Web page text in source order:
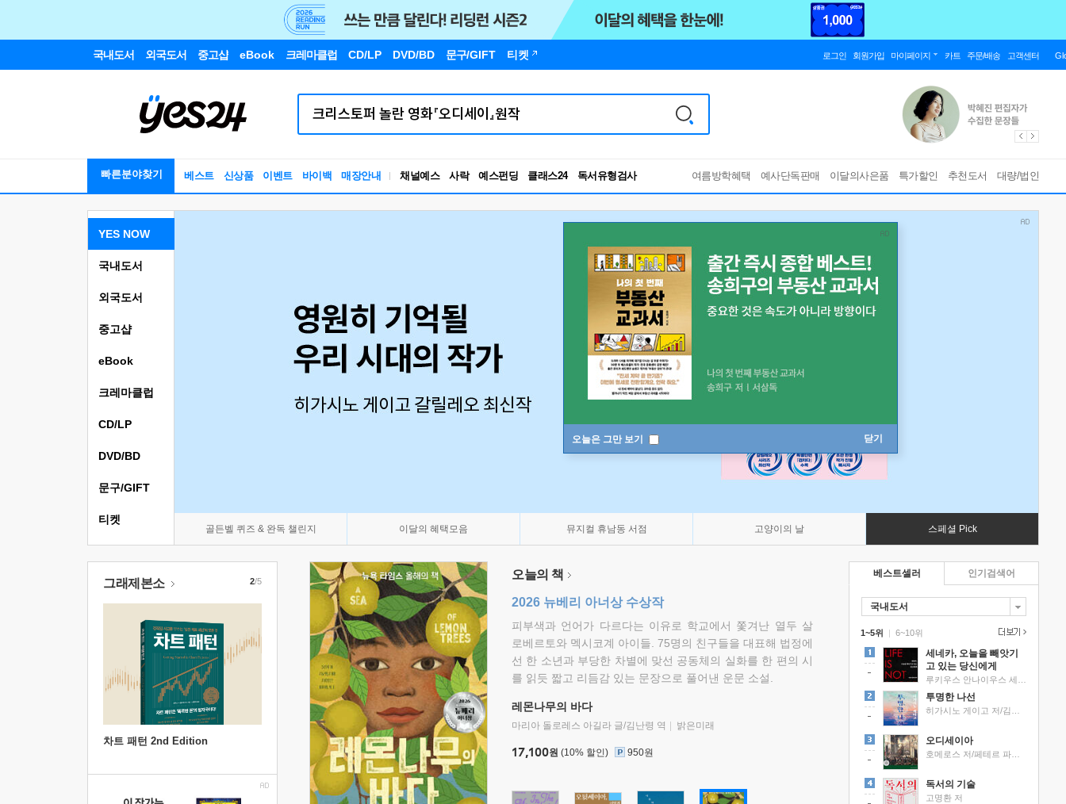
국내도서 외국도서 중고샵 eBook 크레마클럽 CD/LP DVD/BD 문구/GIFT 티켓 로그인 회원가입 마이페이지 카트 주문/배송 고객센터
빠른분야찾기 베스트 신상품 이벤트 바이백 매장안내 채널예스 사락 예스펀딩 클래스24
RBTI Lab
독서유형검사
여름방학혜택 예사단독판매 이달의사은품 특가할인 추천도서 대량/법인
오늘은 그만 보기 닫기
YES NOW
골든벨 퀴즈 & 완독 챌린지 이달의 혜택모음 뮤지컬 휴남동 서점 고양이의 날 스페셜 Pick
국내도서
외국도서
중고샵
eBook
크레마클럽
CD/LP
DVD/BD
문구/GIFT
티켓
그래제본소
차트 패턴 2nd Edition
2/5 오늘의 책
2026 뉴베리 아너상 수상작
피부색과 언어가 다르다는 이유로 학교에서 쫓겨난 열두 살
로베르토와 멕시코계 아이들. 75명의 친구들을 대표해 법정에
선 한 소년과 부당한 차별에 맞선 공동체의 실화를 한 편의 시
를 읽듯 짧고 리듬감 있는 문장으로 풀어낸 운문 소설.
레몬나무의 바다
마리아 돌로레스 아길라 글/김난령 역 밝은미래
17,100원 (10% 할인) 950원
베스트셀러
국내도서
1~5위 |
세네카, 오늘을 빼앗기
고 있는 당신에게
투명한 나선
오디세이아
독서의 기술
고명환 저
6~10위
인기검색어